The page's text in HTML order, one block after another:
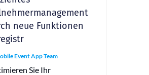
neue Funktionen
Event App Team
Sie Ihr